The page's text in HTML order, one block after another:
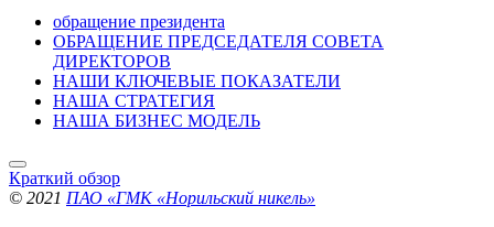
обращение президента
ОБРАЩЕНИЕ ПРЕДСЕДАТЕЛЯ СОВЕТА
ДИРЕКТОРОВ
НАШИ КЛЮЧЕВЫЕ ПОКАЗАТЕЛИ
НАША СТРАТЕГИЯ
НАША БИЗНЕС МОДЕЛЬ
Краткий обзор
© 2021 ПАО «ГМК «Норильский никель»